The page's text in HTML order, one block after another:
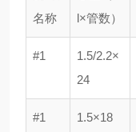
名称
l×管数）
#1
1.5/2.2×
24
#1 1.5×18